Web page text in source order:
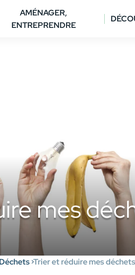
AMÉNAGER,
ENTREPRENDRE
mes
Trier et réduire mes déchets